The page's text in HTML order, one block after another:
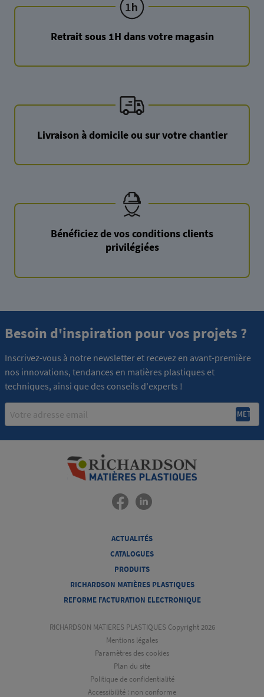
Retrait sous 1H dans votre magasin
Livraison à domicile ou sur votre chantier
Bénéficiez de vos conditions clients
privilégiées
Besoin d'inspiration pour vos projets ?
Inscrivez-vous à notre newsletter et recevez en avant-première
nos innovations, tendances en matières plastiques et
techniques, ainsi que des conseils d'experts !
Email
ACTUALITÉS
CATALOGUES
PRODUITS
RICHARDSON MATIÈRES PLASTIQUES
REFORME FACTURATION ELECTRONIQUE
RICHARDSON MATIERES PLASTIQUES Copyright 2026
Mentions légales
Paramètres des cookies
Plan du site
Politique de confidentialité
Accessibilité : non conforme